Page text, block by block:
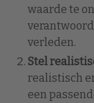
waarde te
verleden.
Stel
realistisch
een